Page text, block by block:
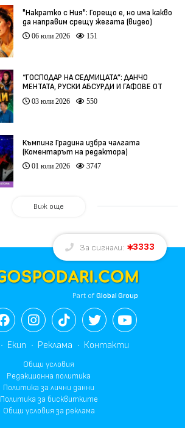
"Накратко с Ния": Горещо е, но има какво
да направим срещу жегата (видео)
06 юли 2026 151
“ГОСПОДАР НА СЕДМИЦАТА”: ДАНЧО
МЕНТАТА, РУСКИ АБСУРДИ И ГАФОВЕ ОТ
ЦЯЛ СВЯТ
03 юли 2026 550
Къмпинг Градина избра чалгата
(Коментарът на редактора)
01 юли 2026 3747
Виж още
За сигнали: 3333
Part ofGlobal Group
Екип Реклама Контакти
Общи условия
Редакционна политика
Политика за лични данни
Политика за бисквитките
Общи условия за реклама